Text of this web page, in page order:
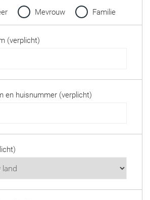
Mevrouw Familie
(verplicht)
en huisnummer (verplicht)